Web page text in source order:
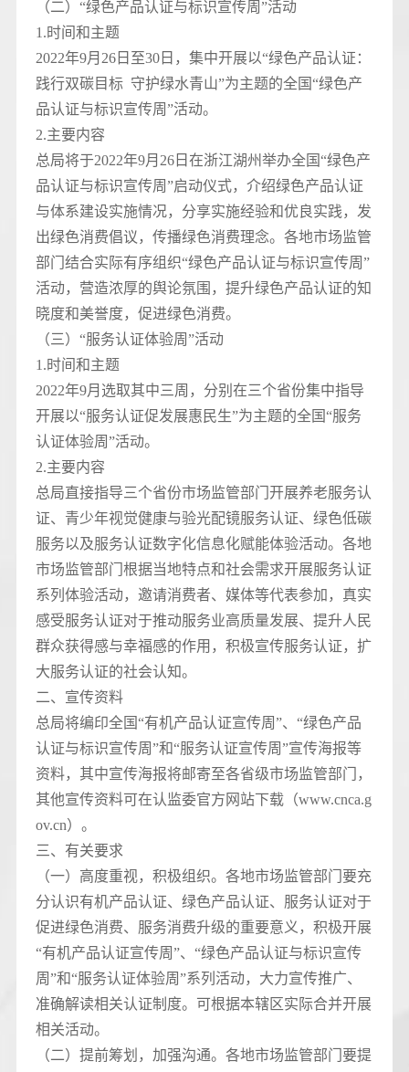
（二）“绿色产品认证与标识宣传周”活动
1.时间和主题
2022年9月26日至30日，集中开展以“绿色产品认证：
践行双碳目标 守护绿水青山”为主题的全国“绿色产
品认证与标识宣传周”活动。
2.主要内容
总局将于2022年9月26日在浙江湖州举办全国“绿色产
品认证与标识宣传周”启动仪式，介绍绿色产品认证
与体系建设实施情况，分享实施经验和优良实践，发
出绿色消费倡议，传播绿色消费理念。各地市场监管
部门结合实际有序组织“绿色产品认证与标识宣传周”
活动，营造浓厚的舆论氛围，提升绿色产品认证的知
晓度和美誉度，促进绿色消费。
（三）“服务认证体验周”活动
1.时间和主题
2022年9月选取其中三周，分别在三个省份集中指导
开展以“服务认证促发展惠民生”为主题的全国“服务
认证体验周”活动。
2.主要内容
总局直接指导三个省份市场监管部门开展养老服务认
证、青少年视觉健康与验光配镜服务认证、绿色低碳
服务以及服务认证数字化信息化赋能体验活动。各地
市场监管部门根据当地特点和社会需求开展服务认证
系列体验活动，邀请消费者、媒体等代表参加，真实
感受服务认证对于推动服务业高质量发展、提升人民
群众获得感与幸福感的作用，积极宣传服务认证，扩
大服务认证的社会认知。
二、宣传资料
总局将编印全国“有机产品认证宣传周”、“绿色产品
认证与标识宣传周”和“服务认证宣传周”宣传海报等
资料，其中宣传海报将邮寄至各省级市场监管部门，
其他宣传资料可在认监委官方网站下载（www.cnca.g
ov.cn）。
三、有关要求
（一）高度重视，积极组织。各地市场监管部门要充
分认识有机产品认证、绿色产品认证、服务认证对于
促进绿色消费、服务消费升级的重要意义，积极开展
“有机产品认证宣传周”、“绿色产品认证与标识宣传
周”和“服务认证体验周”系列活动，大力宣传推广、
准确解读相关认证制度。可根据本辖区实际合并开展
相关活动。
（二）提前筹划，加强沟通。各地市场监管部门要提